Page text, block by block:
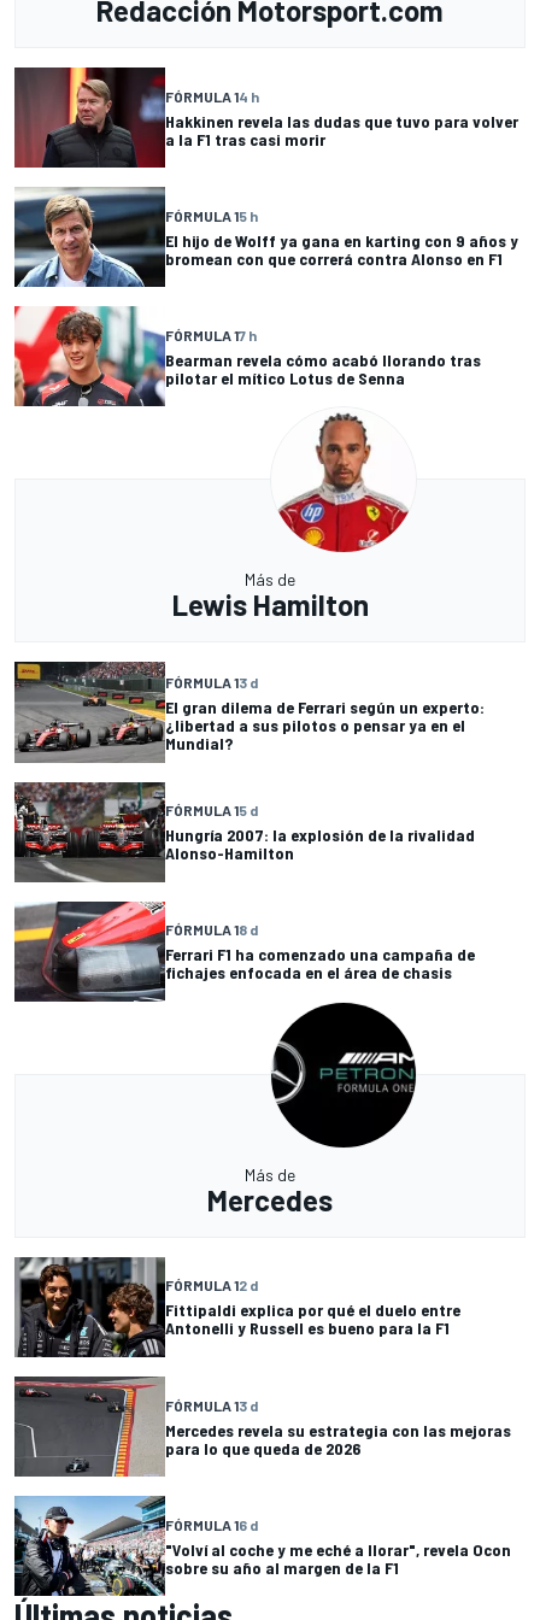
Redacción Motorsport.com
FÓRMULA 14 h
Hakkinen revela las dudas que tuvo para volver
a la F1 tras casi morir
FÓRMULA 15 h
El hijo de Wolff ya gana en karting con 9 años y
bromean con que correrá contra Alonso en F1
FÓRMULA 17 h
Bearman revela cómo acabó llorando tras
pilotar el mítico Lotus de Senna
Más de
Lewis Hamilton
FÓRMULA 13 d
El gran dilema de Ferrari según un experto:
¿libertad a sus pilotos o pensar ya en el
Mundial?
FÓRMULA 15 d
Hungría 2007: la explosión de la rivalidad
Alonso-Hamilton
FÓRMULA 18 d
Ferrari F1 ha comenzado una campaña de
fichajes enfocada en el área de chasis
Más de
Mercedes
FÓRMULA 12 d
Fittipaldi explica por qué el duelo entre
Antonelli y Russell es bueno para la F1
FÓRMULA 13 d
Mercedes revela su estrategia con las mejoras
para lo que queda de 2026
FÓRMULA 16 d
"Volví al coche y me eché a llorar", revela Ocon
sobre su año al margen de la F1